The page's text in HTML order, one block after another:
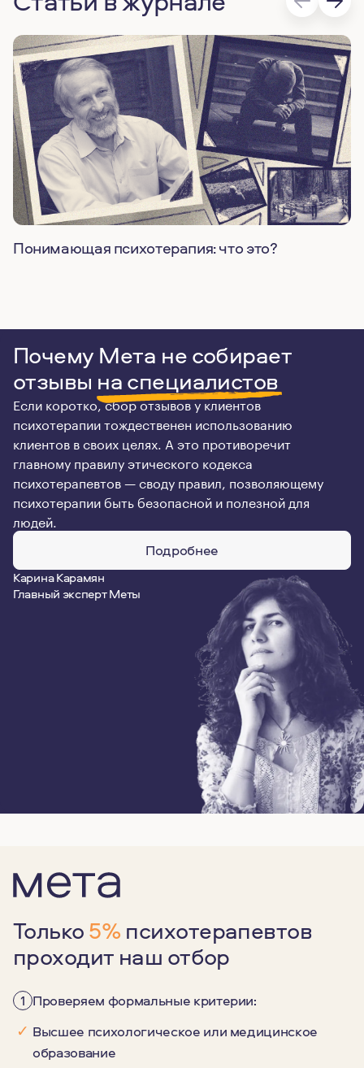
Понимающая психотерапия: что это?
Почему Мета не собирает
отзывы на специалистов
Если коротко, сбор отзывов у клиентов
психотерапии тождественен использованию
клиентов в своих целях. А это противоречит
главному правилу этического кодекса
психотерапевтов — своду правил, позволяющему
психотерапии быть безопасной и полезной для
людей.
Подробнее
Карина Карамян
Главный эксперт Меты
Только5% психотерапевтов
проходит наш отбор
1 Проверяем формальные критерии:
✓ Высшее психологическое или медицинское
образование